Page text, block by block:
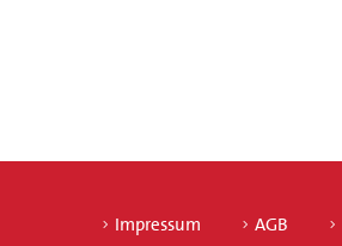
Impressum AGB